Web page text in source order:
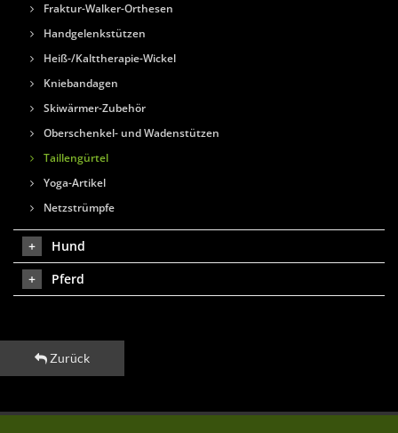
Fraktur-Walker-Orthesen
Handgelenkstützen
Heiß-/Kalttherapie-Wickel
Kniebandagen
Skiwärmer-Zubehör
Oberschenkel- und Wadenstützen
Taillengürtel
Yoga-Artikel
Netzstrümpfe
Hund
Pferd
Zurück